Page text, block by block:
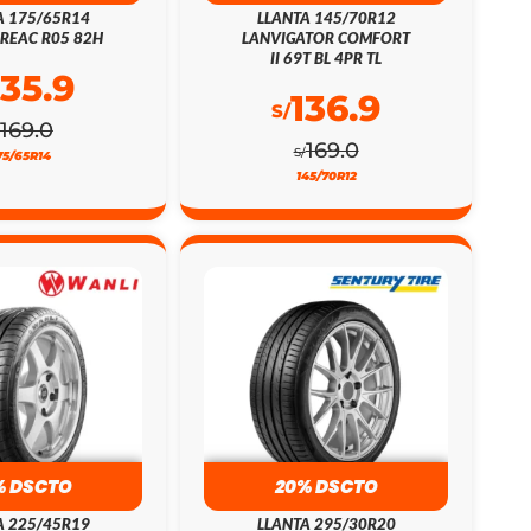
175/65R14
R05 82H
169.0
65R14
LLANTA 145/70R12
LANVIGATOR COMFORT
II 69T BL 4PR TL
S/169.0
S/136.9
145/70R12
DSCTO
225/45R19
20% DSCTO
LLANTA 295/30R20